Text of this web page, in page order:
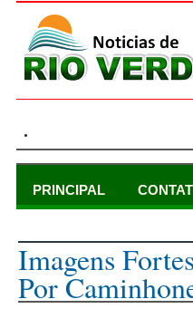
.
PRINCIPAL
Imagens
Por